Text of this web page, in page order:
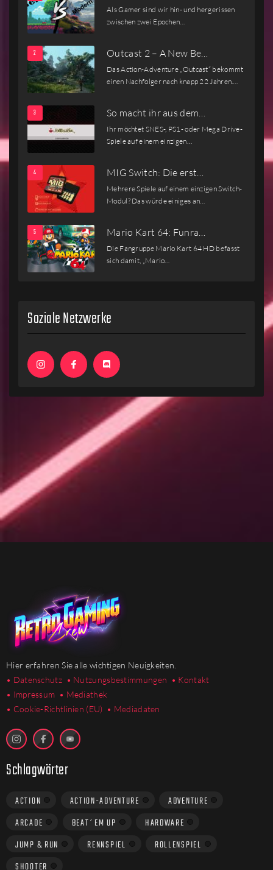
Als Gamer sind wir hin- und hergerissen
zwischen zwei Epochen…
Outcast 2 – A New Be…
Das Action-Adventure „Outcast“ bekommt
einen Nachfolger nach knapp 22 Jahren.…
So macht ihr aus dem…
Ihr möchtet SNES-, PS1- oder Mega Drive-
Spiele auf einem einzigen…
MIG Switch: Die erst…
Mehrere Spiele auf einem einzigen Switch-
Modul? Das würde einiges an…
Mario Kart 64: Funra…
Die Fangruppe Mario Kart 64 HD befasst
sich damit, „Mario…
Soziale Netzwerke
Hier erfahren Sie alle wichtigen Neuigkeiten.
• Datenschutz • Nutzungsbestimmungen • Kontakt
• Impressum • Mediathek
• Cookie-Richtlinien (EU) • Mediadaten
Schlagwörter
ACTION ACTION-ADVENTURE
ADVENTURE
ARCADE
BEAT´EM UP
HARDWARE
JUMP & RUN
RENNSPIEL
ROLLENSPIEL
SHOOTER